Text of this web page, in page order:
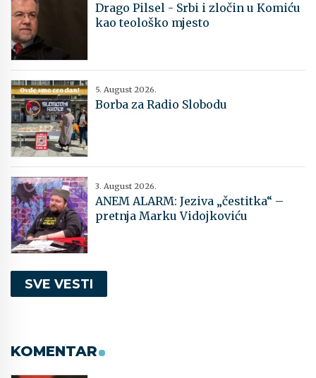
Drago Pilsel - Srbi i zločin u Komiću
kao teološko mjesto
5. August 2026.
Borba za Radio Slobodu
3. August 2026.
ANEM ALARM: Jeziva „čestitka“ –
pretnja Marku Vidojkoviću
SVE VESTI
KOMENTAR